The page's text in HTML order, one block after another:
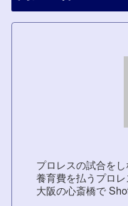
プロレスの試合をし
養育費を払うプロレ
大阪の心斎橋で